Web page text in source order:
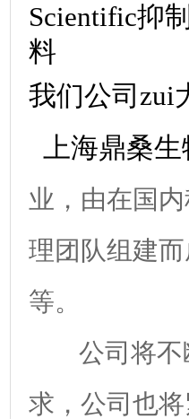
Scientific抑
料
我们公司zui
上海鼎桑
业，由在国
理团队组建
等。
公司将
求，公司也